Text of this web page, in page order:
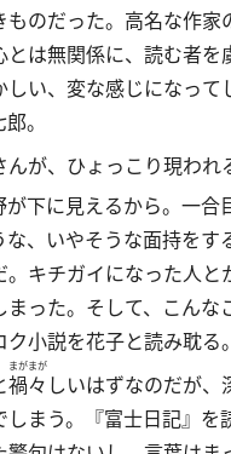
ものだった。高名な作
は無関係に、読む者を
い、変な感じになっ
。
が、ひょっこり現わ
下に見えるから。一合
な、いやそうな面持を
。キチガイになった人
った。そして、こんな
小説を花子と読み耽る
禍々
まがまが
しいはずなのだが
まう。『富士日記』